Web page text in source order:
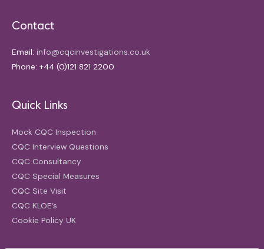
Contact
Email: info@cqcinvestigations.co.uk
Phone: +44 (0)121 821 2200
Quick Links
Mock CQC Inspection
CQC Interview Questions
CQC Consultancy
CQC Special Measures
CQC Site Visit
CQC KLOE’s
Cookie Policy UK